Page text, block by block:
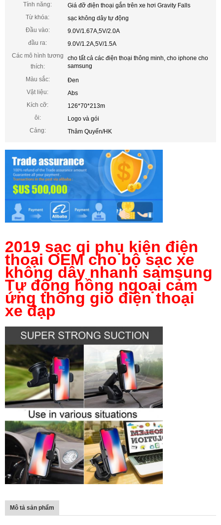
Tính năng:
Giá đỡ điện thoại gắn trên xe hơi Gravity Falls
Từ khóa:
sạc không dây tự động
Đầu vào:
9.0V/1.67A,5V/2.0A
đầu ra:
9.0V/1.2A,5V/1.5A
Các mô hình tương
thích:
cho tất cả các điện thoại thông minh, cho iphone cho
samsung
Màu sắc:
Đen
Vật liệu:
Abs
Kích cỡ:
126*70*213m
ôi:
Logo và gói
Cảng:
Thâm Quyến/HK
2019 sạc qi phụ kiện điện
thoại OEM cho bộ sạc xe
không dây nhanh samsung
Tự động hồng ngoại cảm
ứng thông gió điện thoại
xe đạp
Mô tả sản phẩm